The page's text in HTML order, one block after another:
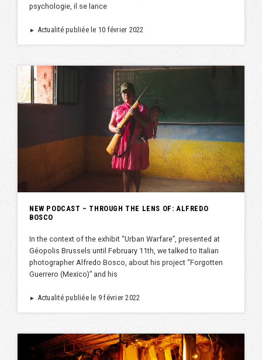
psychologie, il se lance
► Actualité publiée le 10 février 2022
NEW PODCAST – THROUGH THE LENS OF: ALFREDO
BOSCO
In the context of the exhibit “Urban Warfare”, presented at
Géopolis Brussels until February 11th, we talked to Italian
photographer Alfredo Bosco, about his project “Forgotten
Guerrero (Mexico)” and his
► Actualité publiée le 9 février 2022